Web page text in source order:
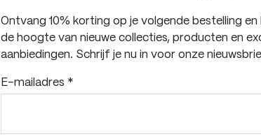
Ontvang 10% korting op je volgende bestelling
de hoogte van nieuwe collecties, producten en
aanbiedingen. Schrijf je nu in voor onze
E-mailadres *